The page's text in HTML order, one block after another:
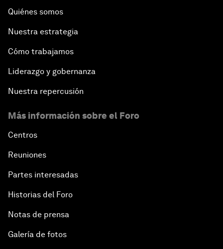
Quiénes somos
Nuestra estrategia
Cómo trabajamos
Liderazgo y gobernanza
Nuestra repercusión
Más información sobre el Foro
Centros
Reuniones
Partes interesadas
Historias del Foro
Notas de prensa
Galería de fotos